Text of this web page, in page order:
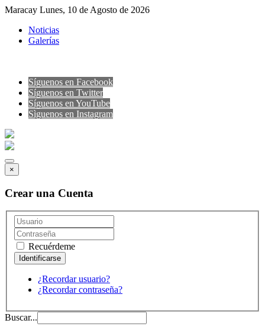
Maracay Lunes, 10 de Agosto de 2026
Noticias
Galerías
Síguenos en Facebook
Síguenos en Twitter
Síguenos en YouTube
Sìguenos en Instagram
×
Crear una Cuenta
Recuérdeme
¿Recordar usuario?
¿Recordar contraseña?
Buscar...